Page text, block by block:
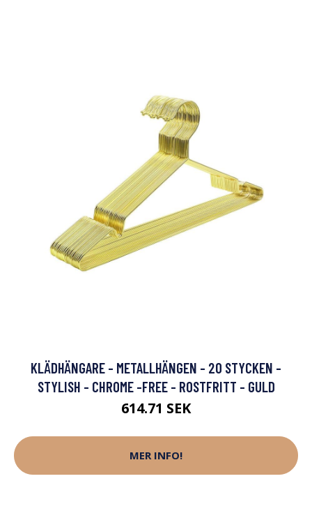
KLÄDHÄNGARE - METALLHÄNGEN - 20 STYCKEN -
STYLISH - CHROME -FREE - ROSTFRITT - GULD
614.71 SEK
MER INFO!